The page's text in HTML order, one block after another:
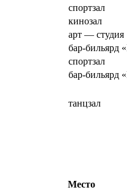
спортзал
кинозал
арт — студия
бар-бильярд
спортзал
бар-бильярд
танцзал
Место